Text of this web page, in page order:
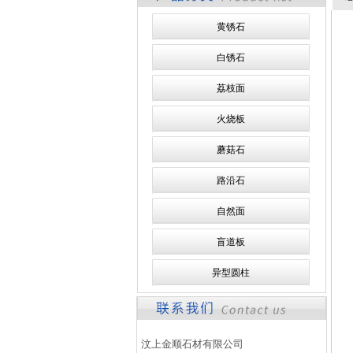
黄锈石
白锈石
荔枝面
火烧板
蘑菇石
路沿石
自然面
盲道板
异型圆柱
汶上金顺石材有限公司